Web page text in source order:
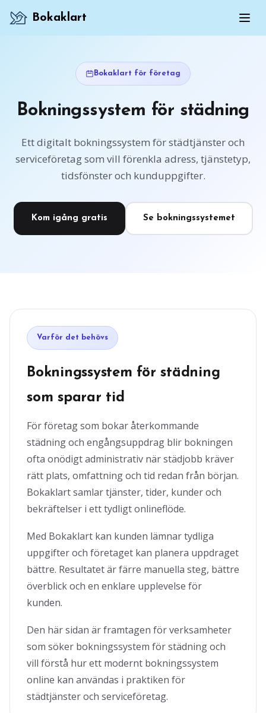
Bokaklart
Bokaklart för företag
Bokningssystem för städning
Ett digitalt bokningssystem för städtjänster och
serviceföretag som vill förenkla adress, tjänstetyp,
tidsfönster och kunduppgifter.
Kom igång gratis Se bokningssystemet
Varför det behövs
Bokningssystem för städning
som sparar tid
För företag som bokar återkommande
städning och engångsuppdrag blir bokningen
ofta onödigt administrativ när städjobb kräver
rätt plats, omfattning och tid redan från början.
Bokaklart samlar tjänster, tider, kunder och
bekräftelser i ett tydligt onlineflöde.
Med Bokaklart kan kunden lämnar tydliga
uppgifter och företaget kan planera uppdraget
bättre. Resultatet är färre manuella steg, bättre
överblick och en enklare upplevelse för
kunden.
Den här sidan är framtagen för verksamheter
som söker bokningssystem för städning och
vill förstå hur ett modernt bokningssystem
online kan användas i praktiken för
städtjänster och serviceföretag.